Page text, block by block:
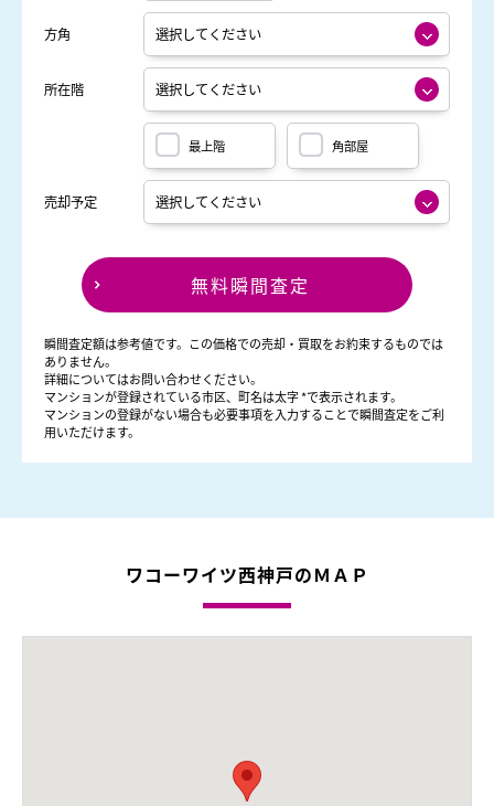
方角
所在階
最上階 角部屋
売却予定
無料瞬間査定
瞬間査定額は参考値です。この価格での売却・買取をお約束するものでは
ありません。
詳細についてはお問い合わせください。
マンションが登録されている市区、町名は太字 *で表示されます。
マンションの登録がない場合も必要事項を入力することで瞬間査定をご利
用いただけます。
ワコーワイツ西神戸のＭＡＰ